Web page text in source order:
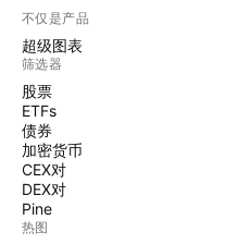
不仅是产品
超级图表
筛选器
股票
ETFs
债券
加密货币
CEX对
DEX对
Pine
热图